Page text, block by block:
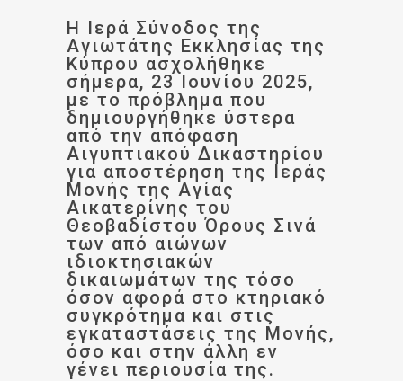
Η Ιερά Σύνοδος της
Αγιωτάτης Εκκλησίας της
Κύπρου ασχολήθηκε
σήμερα, 23 Ιουνίου 2025,
με το πρόβλημα που
δημιουργήθηκε ύστερα
από την απόφαση
Αιγυπτιακού Δικαστηρίου
για αποστέρηση της Ιεράς
Μονής της Αγίας
Αικατερίνης του
Θεοβαδίστου Όρους Σινά
των από αιώνων
ιδιοκτησιακών
δικαιωμάτων της τόσο
όσον αφορά στο κτηριακό
συγκρότημα και στις
εγκαταστάσεις της Μονής,
όσο και στην άλλη εν
γένει περιουσία της.